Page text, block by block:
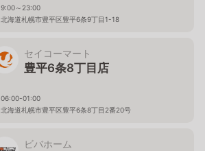
9:00～23:00
北海道札幌市豊平区豊平6条9丁目1-18
セイコーマート
豊平6条8丁目店
06:00-01:00
北海道札幌市豊平区豊平6条8丁目2番20号
ビバホーム